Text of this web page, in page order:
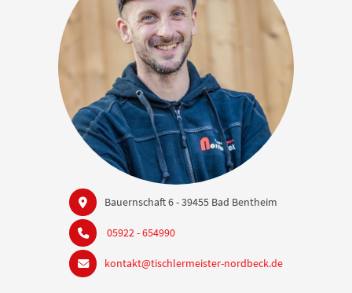
Bauernschaft 6 - 39455 Bad Bentheim
05922 - 654990
kontakt@tischlermeister-nordbeck.de